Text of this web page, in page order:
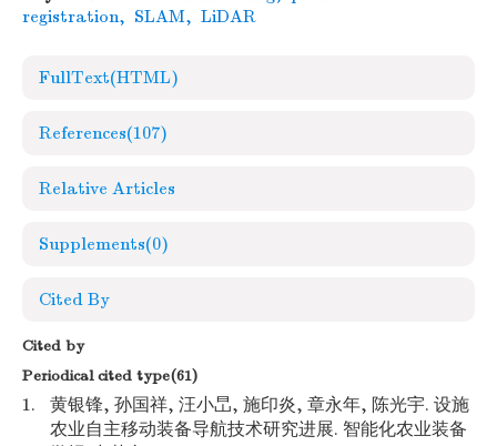
registration, SLAM, LiDAR
FullText(HTML)
References(107)
Relative Articles
Supplements(0)
Cited By
Cited by
Periodical cited type(61)
1.
黄银锋, 孙国祥, 汪小旵, 施印炎, 章永年, 陈光宇. 设施
农业自主移动装备导航技术研究进展. 智能化农业装备